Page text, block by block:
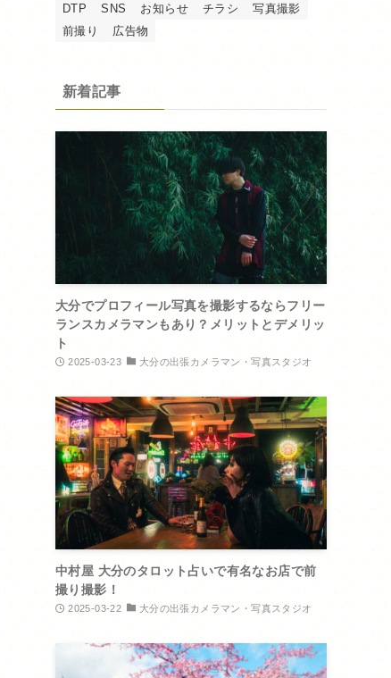
DTP SNS お知らせ チラシ
写真撮影
前撮り
広告物
新着記事
大分でプロフィール写真を撮影するならフリー
ランスカメラマンもあり？メリットとデメリッ
ト
2025-03-23 大分の出張カメラマン・写真スタジオ
中村屋 大分のタロット占いで有名なお店で前
撮り撮影！
2025-03-22 大分の出張カメラマン・写真スタジオ